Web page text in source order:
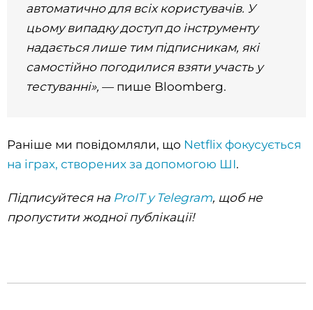
автоматично для всіх користувачів. У
цьому випадку доступ до інструменту
надається лише тим підписникам, які
самостійно погодилися взяти участь у
тестуванні», — пише Bloomberg.
Раніше ми повідомляли, що Netflix фокусується
на іграх, створених за допомогою ШІ.
Підписуйтеся на ProIT у Telegram, щоб не
пропустити жодної публікації!